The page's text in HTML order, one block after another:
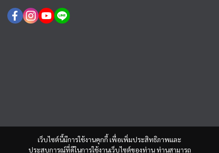
เว็บไซต์นี้มีการใช้งานคุกกี้ เพื่อเพิ่มประสิทธิภาพและ
ประสบการณ์ที่ดีในการใช้งานเว็บไซต์ของท่าน ท่านสามารถ